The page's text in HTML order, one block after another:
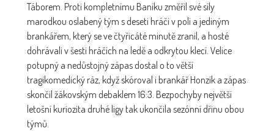
Táborem. Proti kompletnímu Baníku změřil své síly
marodkou oslabený tým s deseti hráči v poli a jediným
brankářem, který se ve čtyřicáté minutě zranil, a hosté
dohrávali v šesti hráčích na ledě a odkrytou klecí. Velice
potupný a nedůstojný zápas dostal o to větší
tragikomedický ráz, když skóroval i brankář Honzík a zápas
skončil žákovským debaklem 16:3. Bezpochyby největší
letošní kuriozita druhé ligy tak ukončila sezónní dřinu obou
týmů.